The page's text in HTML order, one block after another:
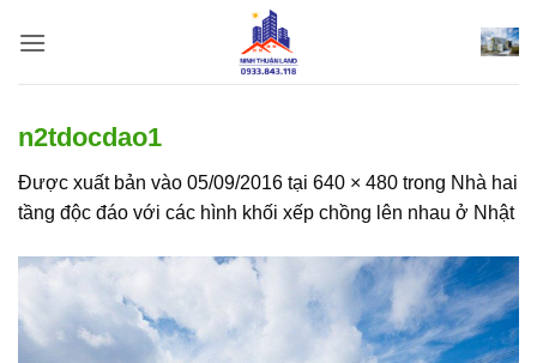
qua
n2tdocdao1
Được xuất bản vào 05/09/2016 tại 640 × 480 trong Nhà hai
tầng độc đáo với các hình khối xếp chồng lên nhau ở Nhật